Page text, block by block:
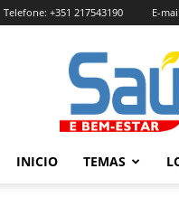
Telefone: +351 217543190 E-
e
Estar
INICIO TEMAS